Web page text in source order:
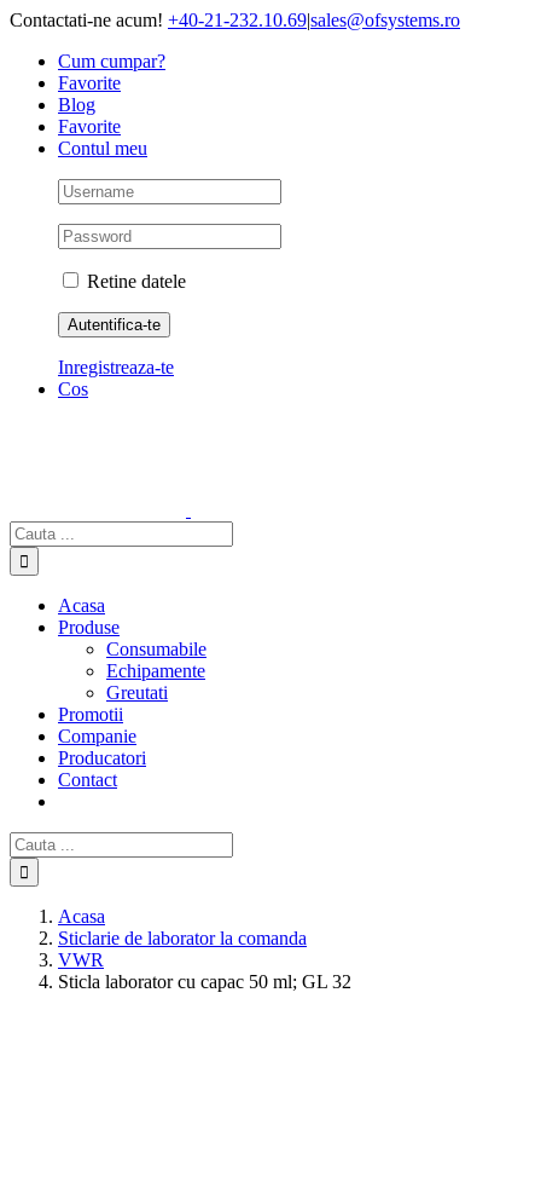
Skip
content
Contactati-ne acum! +40-21-232.10.69|sales@ofsystems.ro
Cum cumpar?
Favorite
Blog
Favorite
Contul meu
Retine datele
Inregistreaza-te
Cos
Cautare...
Acasa
Produse
Consumabile
Echipamente
Greutati
Promotii
Companie
Producatori
Contact
Cautare...
Acasa
Sticlarie de laborator la comanda
VWR
Sticla laborator cu capac 50 ml; GL 32